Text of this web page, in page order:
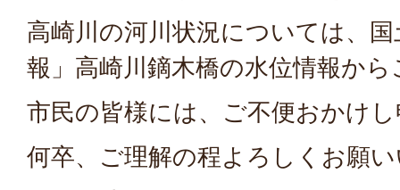
高崎川の河川状況については、
報」高崎川鏑木橋の水位情報か
市民の皆様には、ご不便おかけ
何卒、ご理解の程よろしくお願